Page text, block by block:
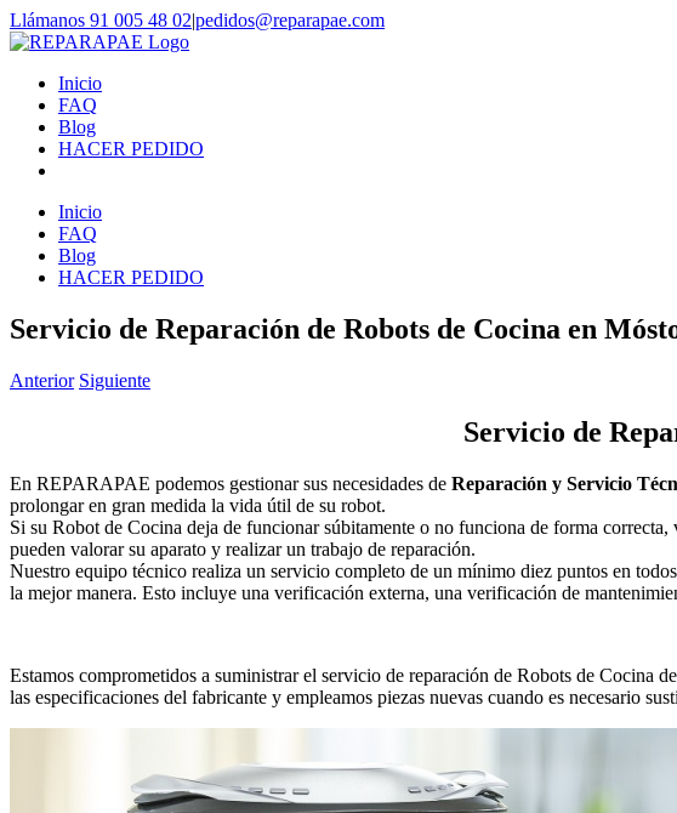
Saltar
al
Llámanos 91 005 48 02|pedidos@reparapae.com
Inicio
FAQ
Blog
HACER PEDIDO
Inicio
FAQ
Blog
HACER PEDIDO
Servicio de Reparación de Robots de Cocina en
Anterior Siguiente
Servicio de
En REPARAPAE podemos gestionar sus necesidades de Reparación y Servicio
prolongar en gran medida la vida útil de su robot.
Si su Robot de Cocina deja de funcionar súbitamente o no funciona de forma
pueden valorar su aparato y realizar un trabajo de reparación.
Nuestro equipo técnico realiza un servicio completo de un mínimo diez puntos en
la mejor manera. Esto incluye una verificación externa, una verificación de
Estamos comprometidos a suministrar el servicio de reparación de Robots de Cocina
las especificaciones del fabricante y empleamos piezas nuevas cuando es necesario